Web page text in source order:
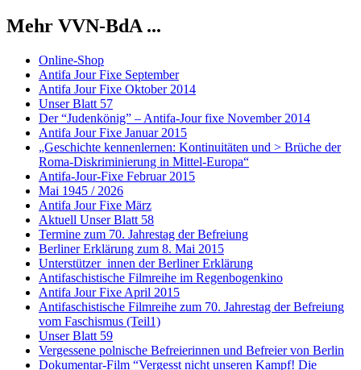
Mehr VVN-BdA ...
Online-Shop
Antifa Jour Fixe September
Antifa Jour Fixe Oktober 2014
Unser Blatt 57
Der “Judenkönig” – Antifa-Jour fixe November 2014
Antifa Jour Fixe Januar 2015
„Geschichte kennenlernen: Kontinuitäten und > Brüche der
Roma-Diskriminierung in Mittel-Europa“
Antifa-Jour-Fixe Februar 2015
Mai 1945 / 2026
Antifa Jour Fixe März
Aktuell Unser Blatt 58
Termine zum 70. Jahrestag der Befreiung
Berliner Erklärung zum 8. Mai 2015
Unterstützer_innen der Berliner Erklärung
Antifaschistische Filmreihe im Regenbogenkino
Antifa Jour Fixe April 2015
Antifaschistische Filmreihe zum 70. Jahrestag der Befreiung
vom Faschismus (Teil1)
Unser Blatt 59
Vergessene polnische Befreierinnen und Befreier von Berlin
Dokumentar-Film “Vergesst nicht unseren Kampf! Die